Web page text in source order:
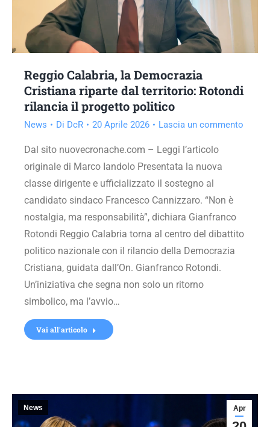
Reggio Calabria, la Democrazia
Cristiana riparte dal territorio: Rotondi
rilancia il progetto politico
News Di DcR 20 Aprile 2026 Lascia un commento
Dal sito nuovecronache.com – Leggi l’articolo
originale di Marco Iandolo Presentata la nuova
classe dirigente e ufficializzato il sostegno al
candidato sindaco Francesco Cannizzaro. “Non è
nostalgia, ma responsabilità”, dichiara Gianfranco
Rotondi Reggio Calabria torna al centro del dibattito
politico nazionale con il rilancio della Democrazia
Cristiana, guidata dall’On. Gianfranco Rotondi.
Un’iniziativa che segna non solo un ritorno
simbolico, ma l’avvio…
Vai all'articolo
Apr
News